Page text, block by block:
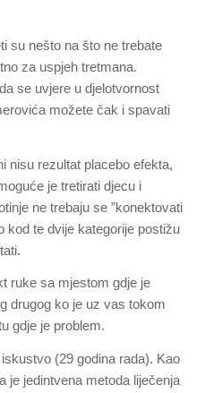
su nešto na što ne trebate
za uspjeh tretmana.
se uvjere u djelotvornost
možete čak i spavati
nisu rezultat placebo efekta,
je tretirati djecu i
ne trebaju se ”konektovati
kod te dvije kategorije postižu
ruke sa mjestom gdje je
drugog ko je uz vas tokom
gdje je problem.
(29 godina rada). Kao
je jedintvena metoda liječenja